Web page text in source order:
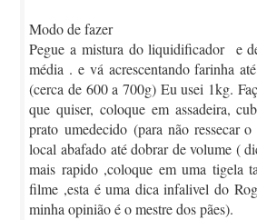
Modo de fazer
Pegue a mistura do liquidificador e
média . e vá acrescentando farinha
(cerca de 600 a 700g) Eu usei 1kg.
que quiser, coloque em assadeira,
prato umedecido (para não ressecar
local abafado até dobrar de volume (
mais rapido ,coloque em uma tigela
filme ,esta é uma dica infalivel do
minha opinião é o mestre dos pães).